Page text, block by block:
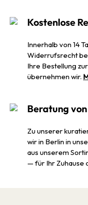
Kostenlose
Innerhalb von 14
Widerrufsrecht
Ihre Bestellung
übernehmen wir.
Beratung
Zu unserer
wir in Berlin in
aus unserem
— für Ihr Zuhause